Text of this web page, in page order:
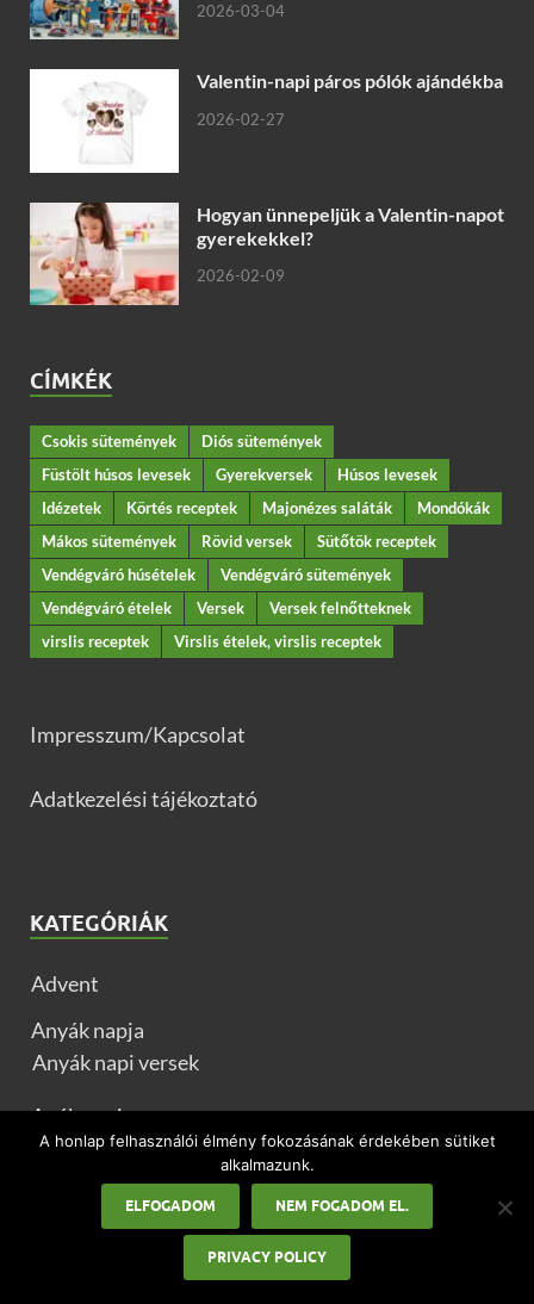
2026-03-04
Valentin-napi páros pólók ajándékba
2026-02-27
Hogyan ünnepeljük a Valentin-napot
gyerekekkel?
2026-02-09
CÍMKÉK
Csokis sütemények
Diós sütemények
Füstölt húsos levesek
Gyerekversek
Húsos levesek
Idézetek
Körtés receptek Majonézes saláták
Mondókák
Mákos sütemények
Rövid versek
Sütőtök receptek
Vendégváró húsételek
Vendégváró sütemények
Vendégváró ételek
Versek
Versek felnőtteknek
virslis receptek
Virslis ételek, virslis receptek
Impresszum/Kapcsolat
Adatkezelési tájékoztató
KATEGÓRIÁK
Advent
Anyák napja
Anyák napi versek
Apák napja
Egyéb ünnepek
A honlap felhasználói élmény fokozásának érdekében sütiket
alkalmazunk.
ELFOGADOM NEM FOGADOM EL.
PRIVACY POLICY